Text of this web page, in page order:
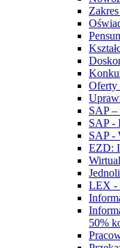
Oferty
SAP –
SAP -
SAP -
EZD:
LEX -
50%